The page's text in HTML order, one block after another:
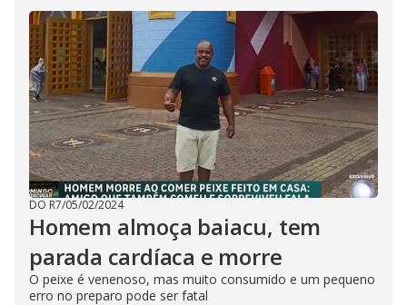
DO R7/05/02/2024
Homem almoça baiacu, tem
parada cardíaca e morre
O peixe é venenoso, mas muito consumido e um pequeno
erro no preparo pode ser fatal